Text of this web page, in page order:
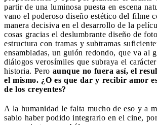
partir de una luminosa puesta en escena
vano el poderoso diseño estético del filme
manera decisiva en el desarrollo de la
cosas gracias el deslumbrante diseño de
estructura con tramas y subtramas
ensambladas, un guión redondo, que va al
diálogos verosímiles que subraya el
historia. Pero aunque no fuera así, el
el mismo. ¿O es que dar y recibir amor
de los creyentes?
A la humanidad le falta mucho de eso y a
sabio haber podido integrarlo en el cine,